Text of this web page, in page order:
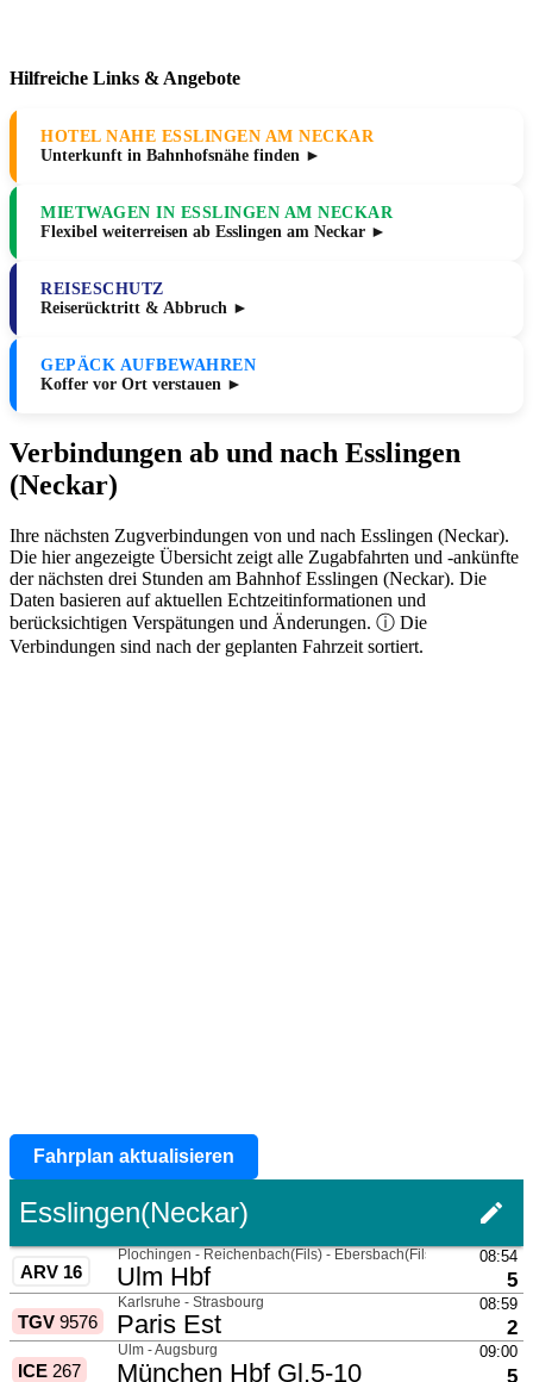
Hilfreiche Links & Angebote
HOTEL NAHE ESSLINGEN AM NECKAR
Unterkunft in Bahnhofsnähe finden ►
MIETWAGEN IN ESSLINGEN AM NECKAR
Flexibel weiterreisen ab Esslingen am Neckar ►
REISESCHUTZ
Reiserücktritt & Abbruch ►
GEPÄCK AUFBEWAHREN
Koffer vor Ort verstauen ►
Verbindungen ab und nach Esslingen
(Neckar)
Ihre nächsten Zugverbindungen von und nach Esslingen (Neckar).
Die hier angezeigte Übersicht zeigt alle Zugabfahrten und -ankünfte
der nächsten drei Stunden am Bahnhof Esslingen (Neckar). Die
Daten basieren auf aktuellen Echtzeitinformationen und
berücksichtigen Verspätungen und Änderungen. ⓘ Die
Verbindungen sind nach der geplanten Fahrzeit sortiert.
Fahrplan aktualisieren